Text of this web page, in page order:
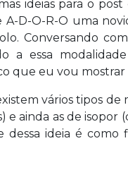
ideias para o
D-O-R-O uma
Conversando
a essa
que eu vou
vários tipos
e ainda as de
dessa ideia é como